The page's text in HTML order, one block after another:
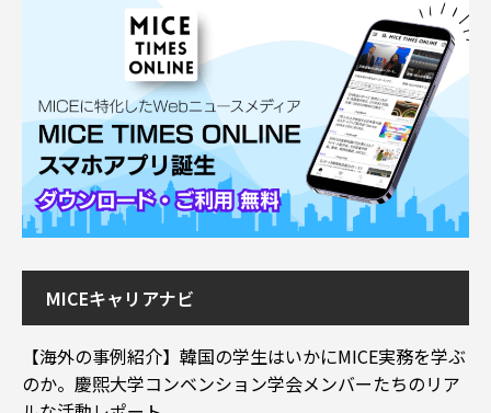
MICEキャリアナビ
【海外の事例紹介】韓国の学生はいかにMICE実務を学ぶ
のか。慶煕大学コンベンション学会メンバーたちのリア